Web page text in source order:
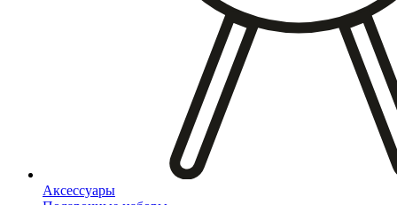
Аксессуары